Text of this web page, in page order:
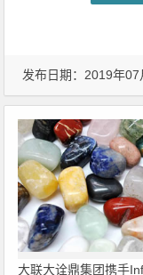
发布日期：2019年
大联大诠鼎集团携手